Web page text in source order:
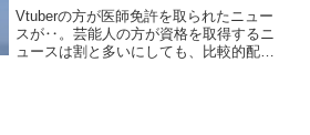
Vtuberの方が医師免許を取られたニュー
スが‥。芸能人の方が資格を取得するニ
ュースは割と多いにしても、比較的配信